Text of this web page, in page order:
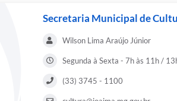
Secretaria Municipal de
Wilson Lima Araújo Júnior
Segunda à Sexta - 7h às 11h /
(33) 3745 - 1100